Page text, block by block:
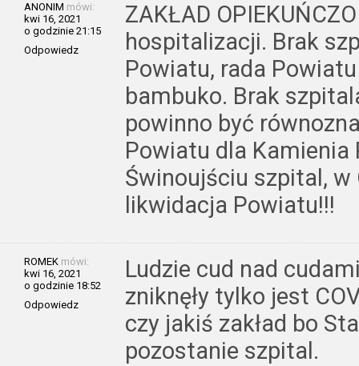
ANONIM mówi:
kwi 16, 2021
o godzinie 21:15
Odpowiedz
ZAKŁAD
hospitalizacji. Brak
Powiatu, rada
bambuko. Brak
powinno być
Powiatu dla Kamienia
Świnoujściu szpital, w
likwidacja Powiatu!!!
ROMEK mówi:
kwi 16, 2021
o godzinie 18:52
Odpowiedz
Ludzie cud nad
zniknęły tylko jest
czy jakiś zakład bo
pozostanie szpital.